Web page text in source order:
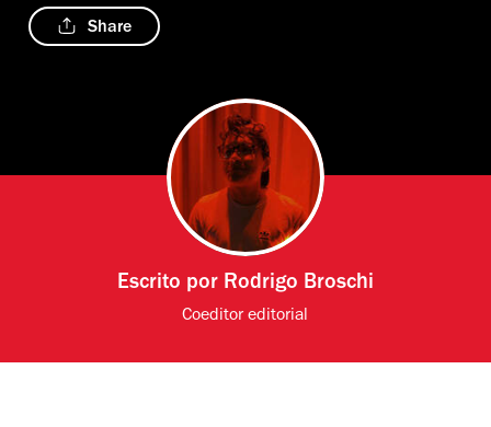
Share
Escrito por Rodrigo Broschi
Coeditor editorial